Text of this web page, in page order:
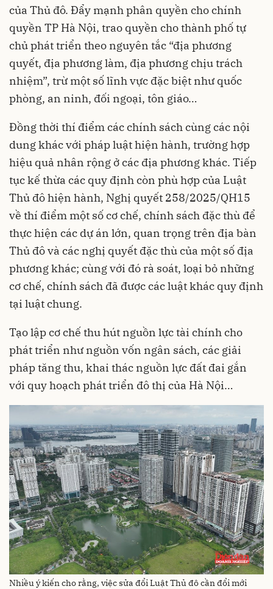
của Thủ đô. Đẩy mạnh phân quyền cho chính
quyền TP Hà Nội, trao quyền cho thành phố tự
chủ phát triển theo nguyên tắc “địa phương
quyết, địa phương làm, địa phương chịu trách
nhiệm”, trừ một số lĩnh vực đặc biệt như quốc
phòng, an ninh, đối ngoại, tôn giáo…
Đồng thời thí điểm các chính sách cùng các nội
dung khác với pháp luật hiện hành, trường hợp
hiệu quả nhân rộng ở các địa phương khác. Tiếp
tục kế thừa các quy định còn phù hợp của Luật
Thủ đô hiện hành, Nghị quyết 258/2025/QH15
về thí điểm một số cơ chế, chính sách đặc thù để
thực hiện các dự án lớn, quan trọng trên địa bàn
Thủ đô và các nghị quyết đặc thù của một số địa
phương khác; cùng với đó rà soát, loại bỏ những
cơ chế, chính sách đã được các luật khác quy định
tại luật chung.
Tạo lập cơ chế thu hút nguồn lực tài chính cho
phát triển như nguồn vốn ngân sách, các giải
pháp tăng thu, khai thác nguồn lực đất đai gắn
với quy hoạch phát triển đô thị của Hà Nội…
Nhiều ý kiến cho rằng, việc sửa đổi Luật Thủ đô cần đổi mới